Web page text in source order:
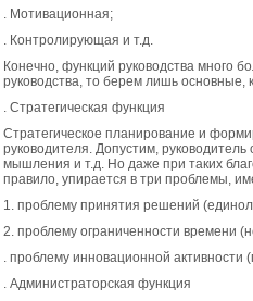
. Мотивационная;
. Контролирующая и т.д.
Конечно, функций руководства много
руководства, то берем лишь основные,
. Стратегическая функция
Стратегическое планирование и
руководителя. Допустим,
мышления и т.д. Но даже при таких
правило, упирается в три проблемы,
1. проблему принятия решений
2. проблему ограниченности времени
. проблему инновационной активности
. Администраторская функция